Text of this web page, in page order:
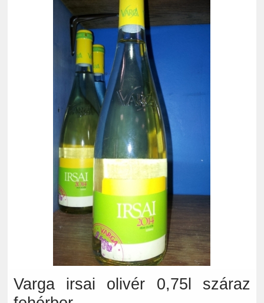
Varga irsai olivér 0,75l száraz